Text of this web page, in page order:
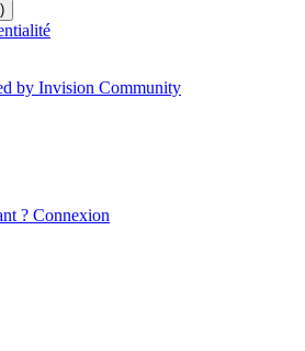
by Invision Community
? Connexion